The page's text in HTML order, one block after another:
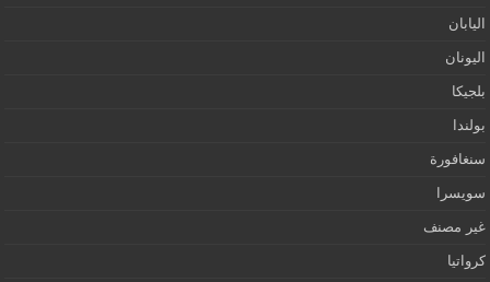
اليابان
اليونان
بلجيكا
بولندا
سنغافورة
سويسرا
غير مصنف
كرواتيا